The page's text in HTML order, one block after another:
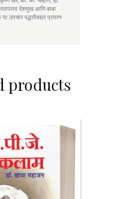
देशमुख आणि बाबा
उपचार पद्धतीबद्दल प्रयत्न
products